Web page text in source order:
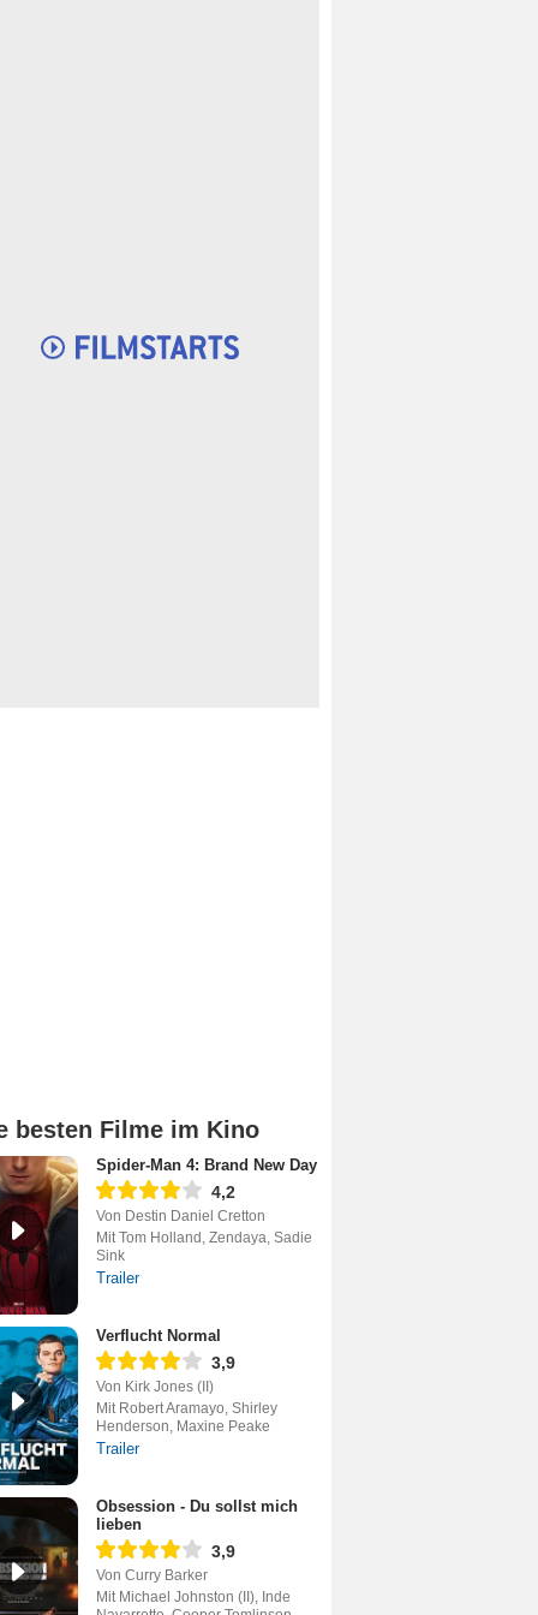
besten Filme im Kino
Spider-Man 4: Brand New Day
4,2
Von Destin Daniel Cretton
Mit Tom Holland, Zendaya, Sadie
Sink
Trailer
Verflucht Normal
3,9
Von Kirk Jones (II)
Mit Robert Aramayo, Shirley
Henderson, Maxine Peake
Trailer
Obsession - Du sollst mich
lieben
3,9
Von Curry Barker
Mit Michael Johnston (II), Inde